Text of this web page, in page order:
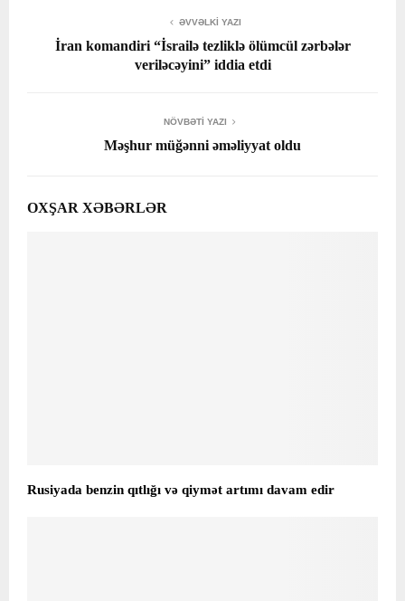
ƏVVƏLKI YAZI
İran komandiri “İsrailə tezliklə ölümcül zərbələr
veriləcəyini” iddia etdi
NÖVBƏTI YAZI
Məşhur müğənni əməliyyat oldu
OXŞAR XƏBƏRLƏR
Rusiyada benzin qıtlığı və qiymət artımı davam edir